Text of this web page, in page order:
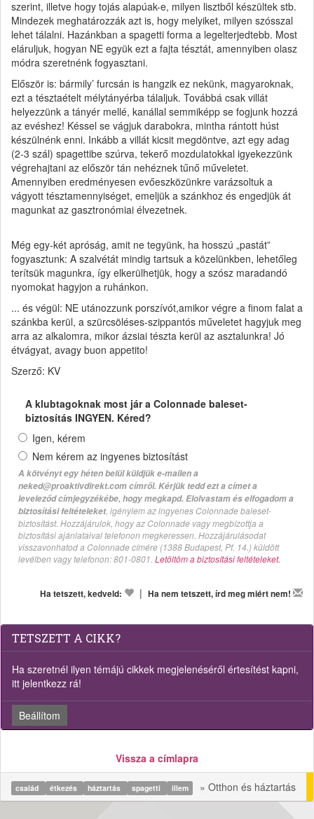
szerint, illetve hogy tojás alapúak-e, milyen lisztből készültek stb.
Mindezek meghatározzák azt is, hogy melyiket, milyen szósszal
lehet tálalni. Hazánkban a spagetti forma a legelterjedtebb. Most
eláruljuk, hogyan NE együk ezt a fajta tésztát, amennyiben olasz
módra szeretnénk fogyasztani.
Először is: bármily’ furcsán is hangzik ez nekünk, magyaroknak,
ezt a tésztaételt mélytányérba tálaljuk. Továbbá csak villát
helyezzünk a tányér mellé, kanállal semmiképp se fogjunk hozzá
az evéshez! Késsel se vágjuk darabokra, mintha rántott húst
készülnénk enni. Inkább a villát kicsit megdöntve, azt egy adag
(2-3 szál) spagettibe szúrva, tekerő mozdulatokkal igyekezzünk
végrehajtani az először tán nehéznek tűnő műveletet.
Amennyiben eredményesen evőeszközünkre varázsoltuk a
vágyott tésztamennyiséget, emeljük a szánkhoz és engedjük át
magunkat az gasztronómiai élvezetnek.
Még egy-két apróság, amit ne tegyünk, ha hosszú „pastát”
fogyasztunk: A szalvétát mindig tartsuk a közelünkben, lehetőleg
terítsük magunkra, így elkerülhetjük, hogy a szósz maradandó
nyomokat hagyjon a ruhánkon.
... és végül: NE utánozzunk porszívót,amikor végre a finom falat a
szánkba kerül, a szürcsöléses-szippantós műveletet hagyjuk meg
arra az alkalomra, mikor ázsiai tészta kerül az asztalunkra! Jó
étvágyat, avagy buon appetito!
Szerző: KV
A klubtagoknak most jár a Colonnade baleset-
biztosítás INGYEN. Kéred?
Igen, kérem
Nem kérem az ingyenes biztosítást
A kötvényt egy héten belül küldjük e-mailen a
neked@proaktivdirekt.com címről. Kérjük tedd ezt a címet a
leveleződ címjegyzékébe, hogy megkapd. Elolvastam és elfogadom a
biztosítási feltételeket, igénylem az ingyenes Colonnade baleset-
biztosítást. Hozzájárulok, hogy az Colonnade vagy megbízottja a
biztosítási ajánlataival telefonon megkeressen. Hozzájárulásodat
visszavonhatod a Colonnade címére (1388 Budapest, Pf. 14.) küldött
levélben vagy telefonon: 801-0801. Letöltöm a biztosítási feltételeket.
Ha tetszett, kedveld: | Ha nem tetszett, írd meg miért nem!
TETSZETT A CIKK?
Ha szeretnél ilyen témájú cikkek megjelenéséről értesítést kapni,
itt jelentkezz rá!
Beállítom
Vissza a címlapra
család étkezés háztartás spagetti illem » Otthon és háztartás